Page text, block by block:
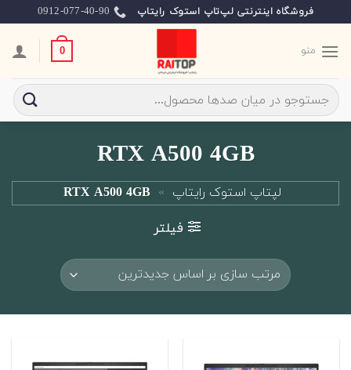
to
content
فروشگاه اینترنتی لپ‌تاپ استوک رایتاپ 0912-077-40-90
منو 0
جستجو
برای:
RTX A500 4GB
لپتاپ استوک رایتاپ »
RTX A500 4GB
فیلتر